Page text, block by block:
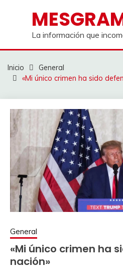
contenidoLa información que
Inicio
General
«Mi único crimen ha sido
General
«Mi único crimen ha
nación»